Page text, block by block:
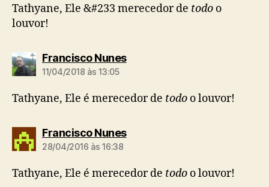
Tathyane, Ele &#233 merecedor de todo o
louvor!
Francisco Nunesd
11/04/2018 às 13:05
Tathyane, Ele é merecedor de todo o louvor!
Francisco Nunesd
28/04/2016 às 16:38
Tathyane, Ele é merecedor de todo o louvor!